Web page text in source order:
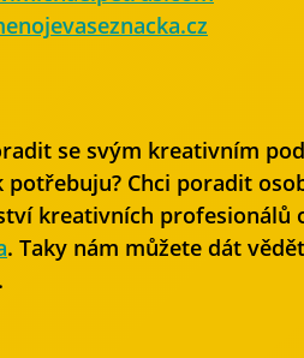
se svým kreativním
Chci poradit
kreativních profesionálů
. Taky nám můžete dát
.